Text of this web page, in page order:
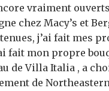
vraiment
chez Macy’s et
j’ai fait mes
fait mon propre
de Villa Italia , a
de